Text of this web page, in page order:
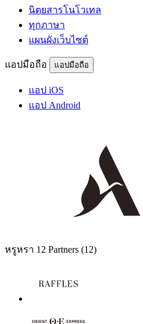
นิตยสารโนโวเทล
ทุกภาษา
แผนผังเว็บไซต์
แอปมือถือ แอปมือถือ
แอป iOS
แอป Android
หรูหรา 12 Partners (12)